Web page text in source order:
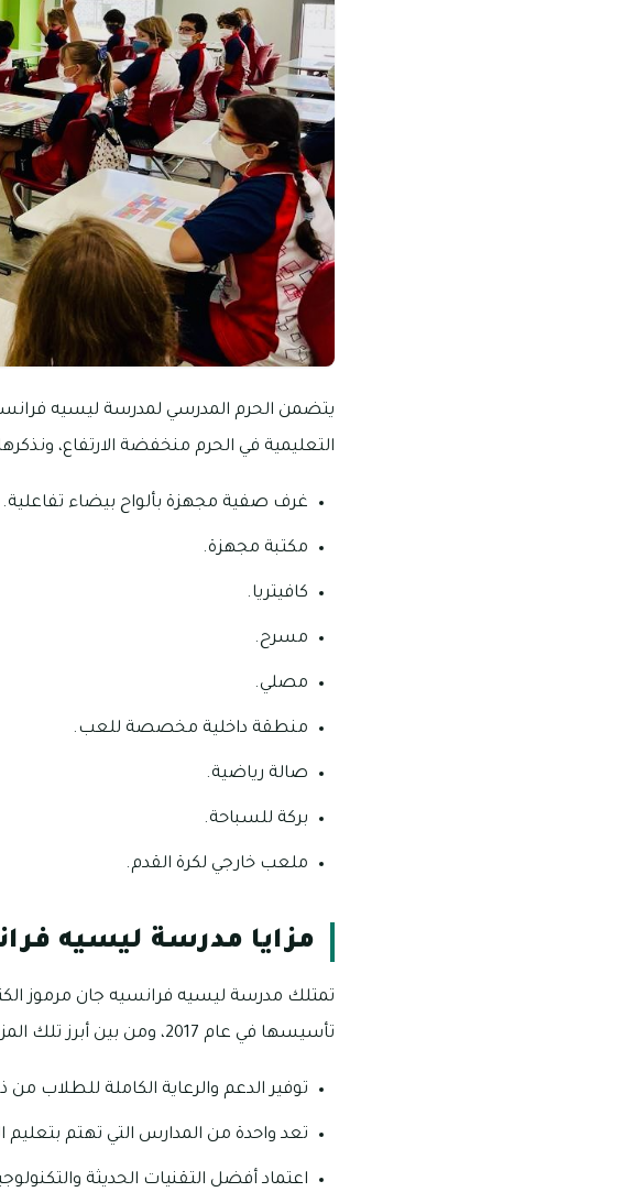
يتضمن الحرم المدرسي لمدرسة ليسيه
التعليمية في الحرم منخفضة الارتفاع، ونذكرها
غرف صفية مجهزة بألواح بيضاء تفاعلية.
مكتبة مجهزة.
كافيتريا.
مسرح.
مصلي.
منطقة داخلية مخصصة للعب.
صالة رياضية.
بركة للسباحة.
ملعب خارجي لكرة القدم.
مزايا مدرسة ليسيه
تمتلك مدرسة ليسيه فرانسيه جان مرموز
تأسيسها في عام 2017، ومن بين أبرز تلك المزايا ما يلي:
توفير الدعم والرعاية الكاملة للطلاب
تعد واحدة من المدارس التي تهتم بتعليم
اعتماد أفضل التقنيات الحديثة